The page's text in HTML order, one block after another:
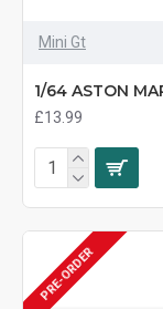
Mini Gt
1/64 ASTON
£13.99
PRE-ORDER